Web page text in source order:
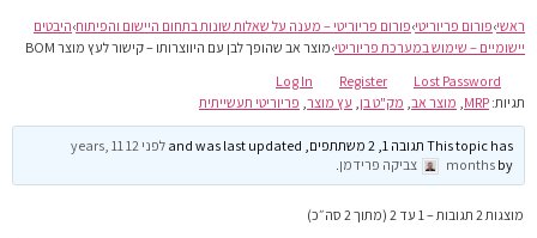
ראשי›פורום פריוריטי›פורום פריוריטי – מענה על שאלות שונות בתחום היישום והפיתוח›היבטים
יישומיים – שימוש במערכת פריוריטי›מוצר אב שהופך לבן עם היווצרותו – קישור לעץ מוצר BOM
Log In
Register
Lost Password
תגיות: MRP מוצר אב מק"ט בן עץ מוצר פריוריטי תעשייתית
This topic has תגובה 1, 2 משתתפים, and was last updated
לפני 12 years, 11
monthsby צביקה פרידמן
מוצגות 2 תגובות – 1 עד 2 (מתוך 2 סה״כ)